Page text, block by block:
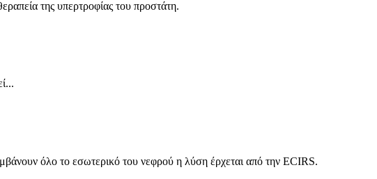
της υπερτροφίας του προστάτη.
όλο το εσωτερικό του νεφρού η λύση έρχεται από την ECIRS.